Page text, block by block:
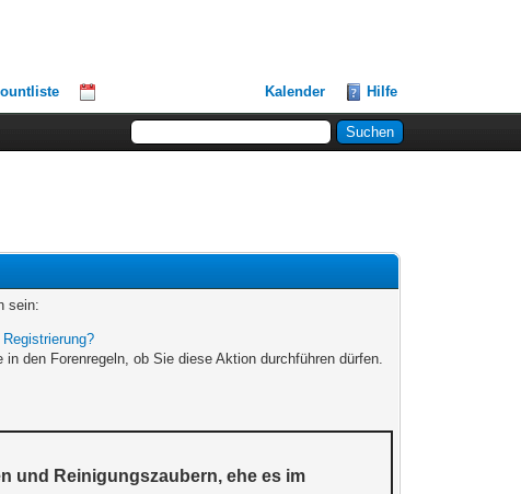
Kalender Hilfe
sein:
Registrierung?
den Forenregeln, ob Sie diese Aktion durchführen dürfen.
und Reinigungszaubern, ehe es im